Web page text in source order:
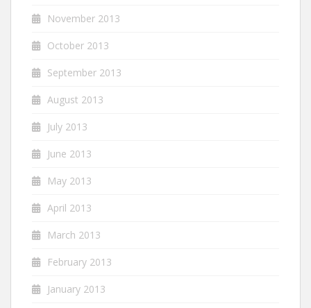
November 2013
October 2013
September 2013
August 2013
July 2013
June 2013
May 2013
April 2013
March 2013
February 2013
January 2013